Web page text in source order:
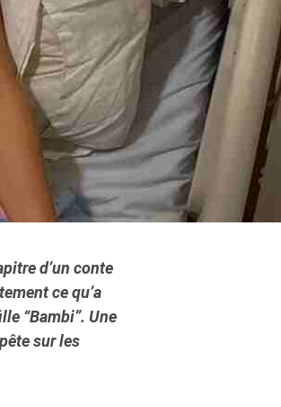
d’un conte
ce qu’a
“Bambi”. Une
sur les